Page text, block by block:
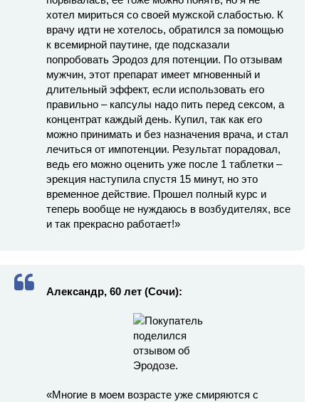
хотел мириться со своей мужской слабостью. К
врачу идти не хотелось, обратился за помощью
к всемирной паутине, где подсказали
попробовать Эродоз для потенции. По отзывам
мужчин, этот препарат имеет мгновенный и
длительный эффект, если использовать его
правильно – капсулы надо пить перед сексом, а
концентрат каждый день. Купил, так как его
можно принимать и без назначения врача, и стал
лечиться от импотенции. Результат порадовал,
ведь его можно оценить уже после 1 таблетки –
эрекция наступила спустя 15 минут, но это
временное действие. Прошел полный курс и
теперь вообще не нуждаюсь в возбудителях, все
и так прекрасно работает!»
Александр, 60 лет (Сочи):
«Многие в моем возрасте уже смиряются с